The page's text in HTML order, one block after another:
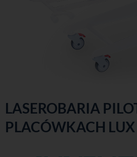
LASEROBARIA
PLACÓWKACH